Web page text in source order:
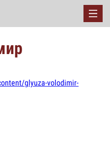
glyuza-volodimir-